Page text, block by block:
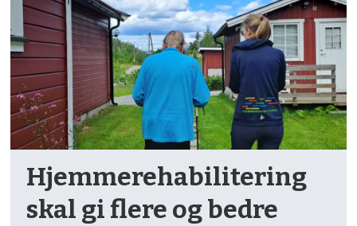
Hjemme­rehabilitering
skal gi flere og bedre